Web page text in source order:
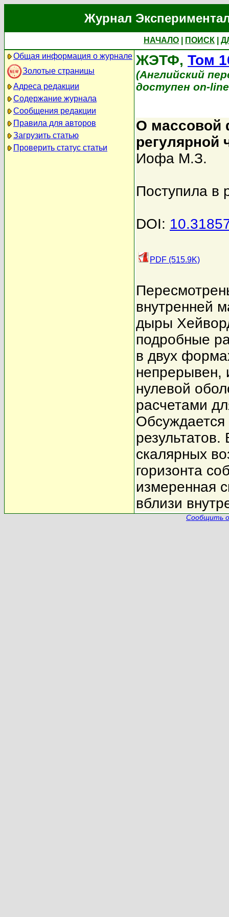
Журнал
НАЧАЛО ПОИСК
Общая информация о журнале
Золотые страницы
Адреса редакции
Содержание журнала
Сообщения редакции
Правила для авторов
Загрузить статью
Проверить статус статьи
ЖЭТФ, Том
(Английский
доступен on-
О массовой
Иофа М.З.
Поступила в
DOI:
PDF (515.9K)
внутренней
дыры
подробные
в двух
непрерывен,
нулевой
расчетами
скалярных
горизонта
измеренная
вблизи
Сообщить о